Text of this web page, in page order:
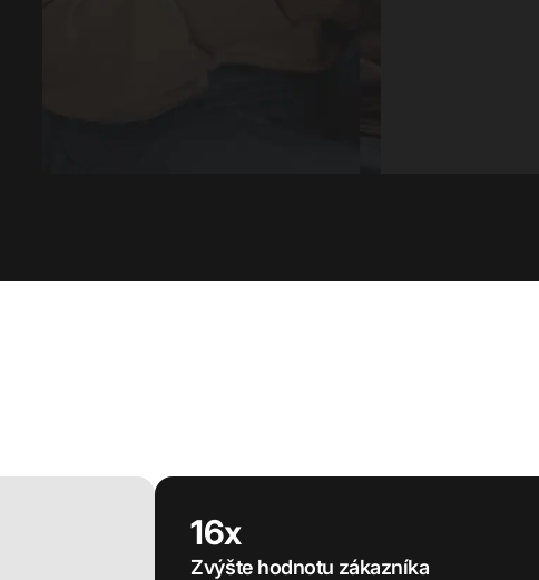
16x
Zvýšte hodnotu zákazníka